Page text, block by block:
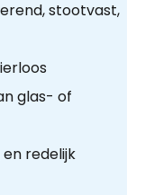
stootvast,
glas- of
redelijk